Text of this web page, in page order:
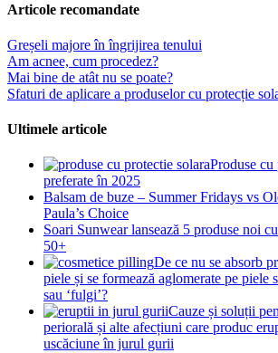
Articole recomandate
Greșeli majore în îngrijirea tenului
Am acnee, cum procedez?
Mai bine de atât nu se poate?
Sfaturi de aplicare a produselor cu protecție
Ultimele articole
Produse cu
preferate în 2025
Balsam de buze – Summer Fridays vs
Paula’s Choice
Soari Sunwear lansează 5 produse noi
50+
De ce nu se absorb
piele și se formează aglomerate pe piele
sau ‘fulgi’?
Cauze și soluții
periorală și alte afecțiuni care produc
uscăciune în jurul gurii